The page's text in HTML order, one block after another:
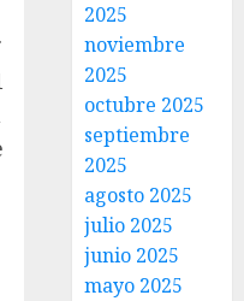
2025
noviembre
2025
octubre 2025
septiembre
2025
agosto 2025
julio 2025
junio 2025
mayo 2025